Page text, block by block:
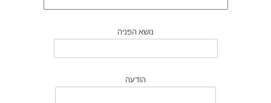
נושא הפניה
הודעה